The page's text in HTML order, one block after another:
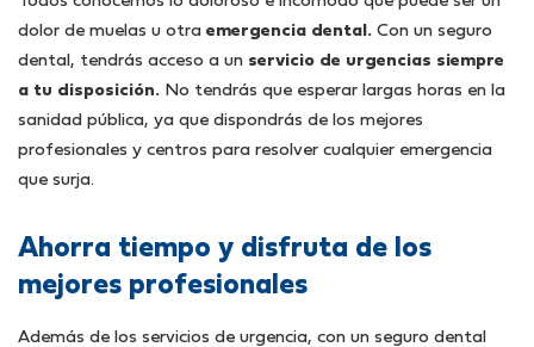
dolor de muelas u otra emergencia dental. Con un seguro
dental, tendrás acceso a un servicio de urgencias siempre
a tu disposición. No tendrás que esperar largas horas en la
sanidad pública, ya que dispondrás de los mejores
profesionales y centros para resolver cualquier emergencia
que surja.
Ahorra tiempo y disfruta de los
mejores profesionales
Además de los servicios de urgencia, con un seguro dental